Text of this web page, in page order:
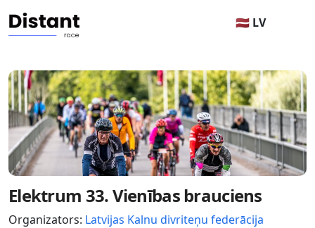
🇱🇻 LV
Elektrum 33. Vienības brauciens
Organizators: Latvijas Kalnu divriteņu federācija